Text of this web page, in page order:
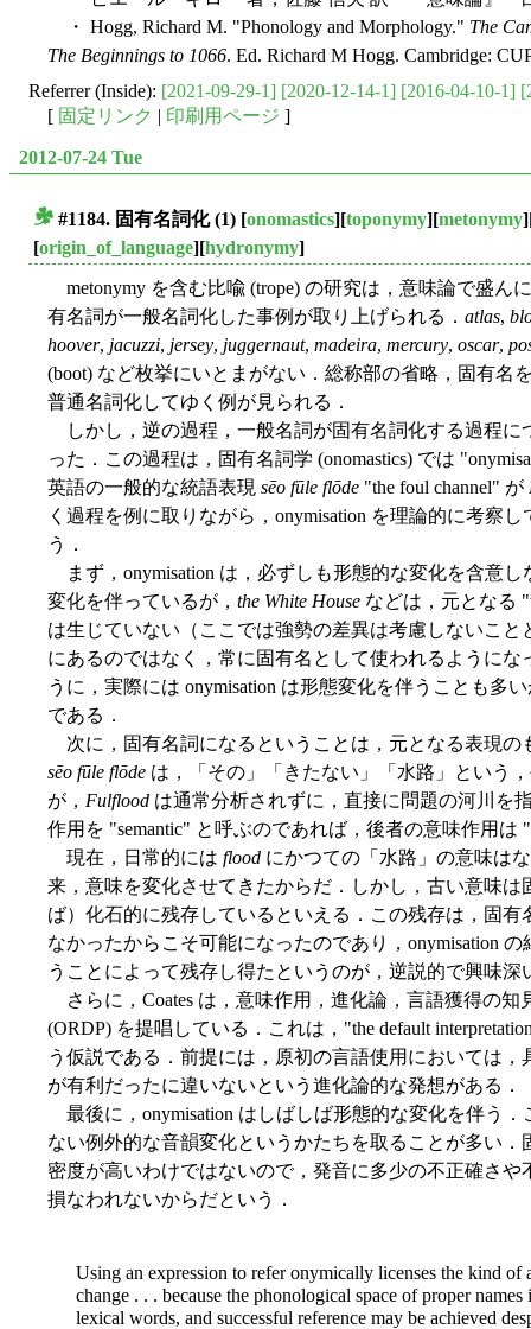
・ Hogg, Richard M. "Phonology and Morphology." The
The Beginnings to 1066. Ed. Richard M Hogg. Cambridge:
Referrer (Inside): [2021-09-29-1] [2020-12-14-1] [2016-04-10-1]
[ 固定リンク 印刷用ページ ]
2012-07-24 Tue
#1184. 固有名詞化 (1) [onomastics][toponymy][metonymy
[origin_of_language][hydronymy]
metonymy を含む比喩 (trope) の研究は，意味論で盛ん
有名詞が一般名詞化した事例が取り上げられる． atlas,
hoover, jacuzzi, jersey, juggernaut, madeira, mercury, oscar,
(boot) など枚挙にいとまがない．総称部の省略，固有名
普通名詞化してゆく例が見られる．
しかし，逆の過程，一般名詞が固有名詞化する過程に
った．この過程は，固有名詞学 (onomastics) では
英語の一般的な統語表現 sēo fūle flōde "the foul channel" が
く過程を例に取りながら，onymisation を理論的に考察
う．
まず，onymisation は，必ずしも形態的な変化を含意
変化を伴っているが， the White House などは，元となる
は生じていない（ここでは強勢の差異は考慮しないこと
にあるのではなく，常に固有名として使われるように
うに，実際には onymisation は形態変化を伴うことも多
である．
次に，固有名詞になるということは，元となる表現の
sēo fūle flōde は，「その」「きたない」「水路」という
が， Fulflood は通常分析されずに，直接に問題の河川を
作用を "semantic" と呼ぶのであれば，後者の意味作用
現在，日常的には flood にかつての「水路」の意味は
来，意味を変化させてきたからだ．しかし，古い意味は
ば）化石的に残存しているといえる．この残存は，固有
なかったからこそ可能になったのであり，onymisation
うことによって残存し得たというのが，逆説的で興味深
さらに，Coates は，意味作用，進化論，言語獲得の知
(ORDP) を提唱している．これは，"the default
う仮説である．前提には，原初の言語使用においては，
が有利だったに違いないという進化論的な発想がある．
最後に，onymisation はしばしば形態的な変化を伴う
ない例外的な音韻変化というかたちを取ることが多い
密度が高いわけではないので，発音に多少の不正確さ
損なわれないからだという．
Using an expression to refer onymically licenses the kind
change . . . because the phonological space of proper
lexical words, and successful reference may be achieved